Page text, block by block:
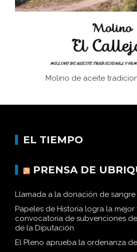
Molino de aceite
EL TIEMPO
PRENSA DE
Llamada a la donación de sangre
Papeles de Historia logra la
convocatoria de subvenciones
de la Diputación
El Pleno aprueba la ordenanza